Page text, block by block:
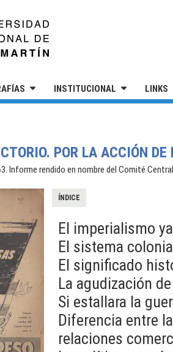
INSTITUCIONAL LINKS
POR LA ACCIÓN
Informe rendido en nombre del Comité
ÍNDICE
El imperialismo
El sistema
El significado
La agudización
Si estallara la
Diferencia entre
relaciones